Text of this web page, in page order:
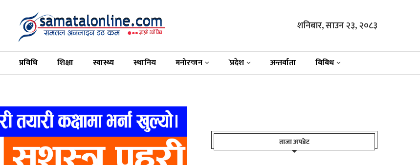
शनिबार, साउन २३, २०८३
प्रविधि शिक्षा स्वास्थ्य स्थानिय मनोरन्जन `प्रदेश अन्तर्वाता बिबिध
ताजा अपडेट